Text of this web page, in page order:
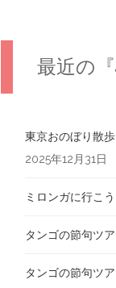
最近の
東京おのぼり散
2025年12月31日
ミロンガに行こ
タンゴの節句ツ
タンゴの節句ツ